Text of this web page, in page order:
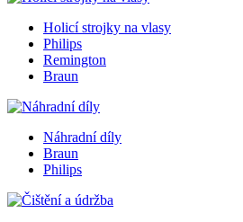
Holicí strojky na vlasy
Philips
Remington
Braun
Náhradní díly
Braun
Philips